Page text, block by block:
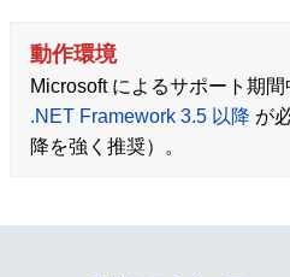
動作環境
Microsoft によるサポート期
.NET Framework 3.5 以降 が
降を強く推奨）。